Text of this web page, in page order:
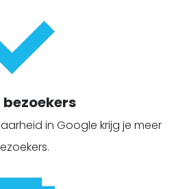
bezoekers
in Google krijg je meer